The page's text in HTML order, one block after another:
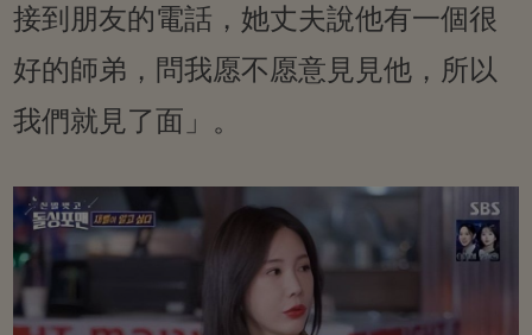
接到朋友的電話，她丈夫說他有一個很
好的師弟，問我愿不愿意見見他，所以
我們就見了面」。